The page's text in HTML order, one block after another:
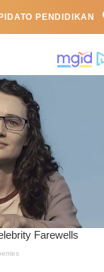
PIDATO PENDIDIKAN